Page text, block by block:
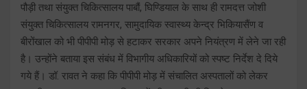
पौड़ी तथा संयुक्त चिकित्सालय पाबौं, घिण्डियाल के साथ ही रामदत्त जोशी
संयुक्त चिकित्सालय रामनगर, सामुदायिक स्वास्थ्य केन्द्र भिकियासैंण व
बीरोंखाल को भी पीपीपी मोड़ से हटाकर सरकार अपने नियंत्रण में लेने जा रही
है। उन्होंने बताया इस संबंध में विभागीय अधिकारियों को स्पष्ट निर्देश दे दिये
गये हैं। डॉ. रावत ने कहा कि पीपीपी मोड़ में संचालित अस्पतालों को लेकर